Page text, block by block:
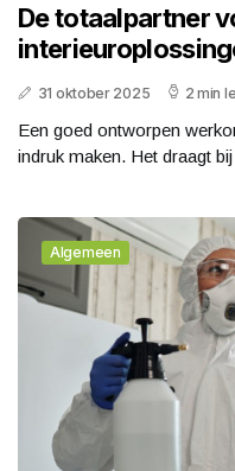
De totaalpartner
31 oktober 2025 2 min
Een goed ontworpen
indruk maken. Het draagt
Algemeen